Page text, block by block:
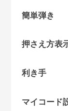
簡単弾き
押さえ方表
利き手
マイコード